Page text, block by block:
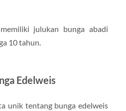
julukan bunga abadi
10 tahun.
Edelweis
unik tentang bunga edelweis